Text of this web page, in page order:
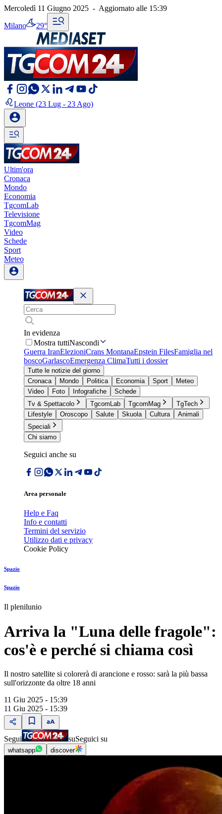
Mercoledì 11 Giugno 2025 - Aggiornato alle 15:39
Milano 29°
Leone (23 Lug - 23 Ago)
Ultim'ora
Cronaca
Mondo
Economia
TgcomLab
Televisione
TgcomMag
Video
Schede
Sport
Meteo
In evidenza
Mostra tuttiNascondi
Guerra IranElezioniCrans MontanaEpstein FilesFamiglia nel
boscoGarlascoEmergenza ClimaTutti i dossier
Tutte le notizie del giorno
Cronaca
Mondo Politica Economia Sport
Meteo
Video
Foto Infografiche
Schede
Tv & Spettacolo
TgcomLab TgcomMag
TgTech
Lifestyle
Oroscopo Salute Skuola Cultura
Animali
Speciali
Chi siamo
Seguici anche su
Area personale
Help e Faq
Info e contatti
Termini del servizio
Utilizzo dati e privacy
Cookie Policy
Spazio
Spazio
Il plenilunio
Arriva la "Luna delle fragole":
cos'è e perché si chiama così
Il nostro satellite si colorerà di arancione e rosso: sarà la più bassa
sull'orizzonte da oltre 18 anni
11 Giu 2025 - 15:39
11 Giu 2025 - 15:39
Segui suSeguici su
whatsapp discover